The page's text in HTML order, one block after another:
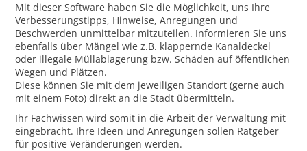
Mit dieser Software haben Sie die Möglichkeit, uns Ihre
Verbesserungstipps, Hinweise, Anregungen und
Beschwerden unmittelbar mitzuteilen. Informieren Sie uns
ebenfalls über Mängel wie z.B. klappernde Kanaldeckel
oder illegale Müllablagerung bzw. Schäden auf öffentlichen
Wegen und Plätzen.
Diese können Sie mit dem jeweiligen Standort (gerne auch
mit einem Foto) direkt an die Stadt übermitteln.
Ihr Fachwissen wird somit in die Arbeit der Verwaltung mit
eingebracht. Ihre Ideen und Anregungen sollen Ratgeber
für positive Veränderungen werden.